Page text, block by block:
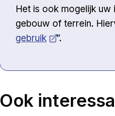
Het is ook mogelijk uw
gebouw of terrein.
gebruik
”.
Ook